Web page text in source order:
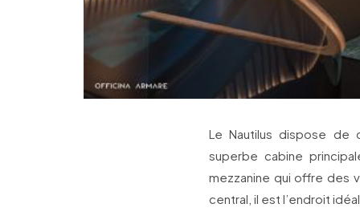
Le Nautilus dispose de
superbe cabine
mezzanine qui offre des
central, il est l’endroit